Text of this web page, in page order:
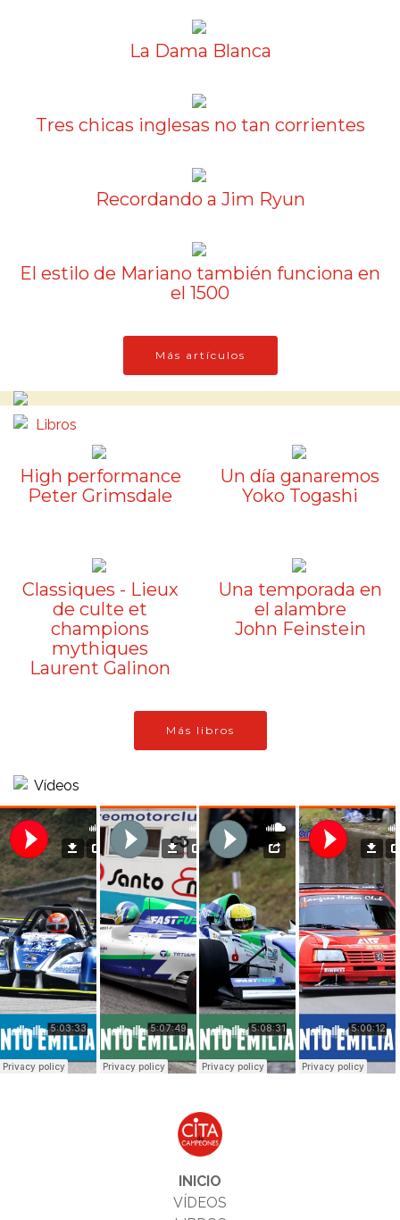
La Dama Blanca
Tres chicas inglesas no tan corrientes
Recordando a Jim Ryun
El estilo de Mariano también funciona en
el 1500
Más artículos
High performance
Peter Grimsdale
Un día ganaremos
Yoko Togashi
Classiques - Lieux
de culte et
champions
mythiques
Laurent Galinon
Una temporada en
el alambre
John Feinstein
Más libros
INICIO
VÍDEOS